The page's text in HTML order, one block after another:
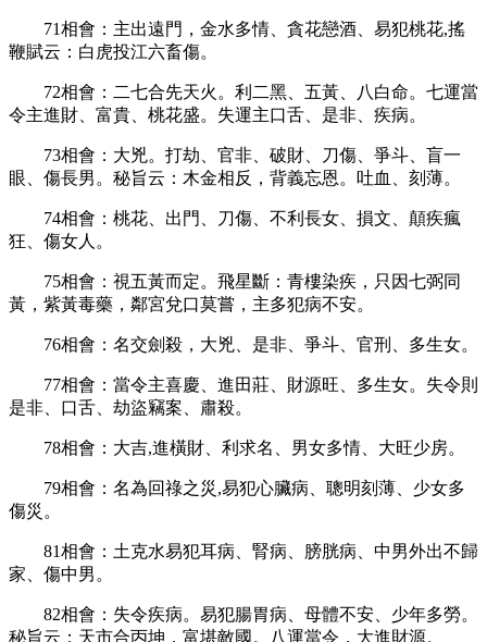
71相會：主出遠門，金水多情、貪花戀酒、易犯桃花,搖
鞭賦云：白虎投江六畜傷。
72相會：二七合先天火。利二黑、五黃、八白命。七運當
令主進財、富貴、桃花盛。失運主口舌、是非、疾病。
73相會：大兇。打劫、官非、破財、刀傷、爭斗、盲一
眼、傷長男。秘旨云：木金相反，背義忘恩。吐血、刻薄。
74相會：桃花、出門、刀傷、不利長女、損文、顛疾瘋
狂、傷女人。
75相會：視五黃而定。飛星斷：青樓染疾，只因七弼同
黃，紫黃毒藥，鄰宮兌口莫嘗，主多犯病不安。
76相會：名交劍殺，大兇、是非、爭斗、官刑、多生女。
77相會：當令主喜慶、進田莊、財源旺、多生女。失令則
是非、口舌、劫盜竊案、肅殺。
78相會：大吉,進橫財、利求名、男女多情、大旺少房。
79相會：名為回祿之災,易犯心臟病、聰明刻薄、少女多
傷災。
81相會：土克水易犯耳病、腎病、膀胱病、中男外出不歸
家、傷中男。
82相會：失令疾病。易犯腸胃病、母體不安、少年多勞。
秘旨云：天市合丙坤，富堪敵國。八運當令，大進財源。